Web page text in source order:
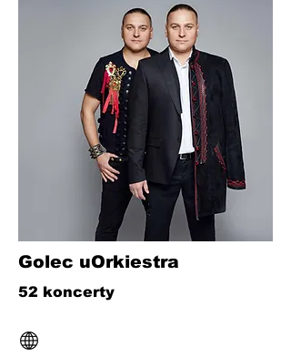
Golec uOrkiestra
52 koncerty